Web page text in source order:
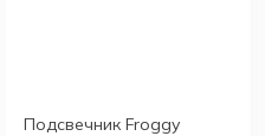
Подсвечник Froggy